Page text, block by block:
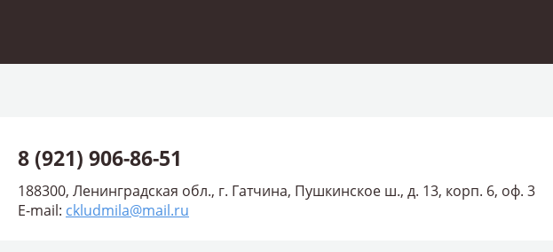
8 (921) 906-86-51
188300, Ленинградская обл., г. Гатчина, Пушкинское ш., д. 13, корп. 6, оф. 3
E-mail: ckludmila@mail.ru